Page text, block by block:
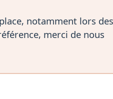
notamment lors des
merci de nous